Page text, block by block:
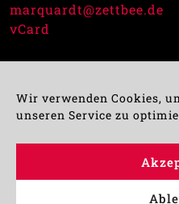
Wir verwenden Cookies,
unseren Service zu
marquardt@zettbee.de
vCard
Geschlechtsangaben:
Lesbarkeit sind nicht
männlich, weiblich und